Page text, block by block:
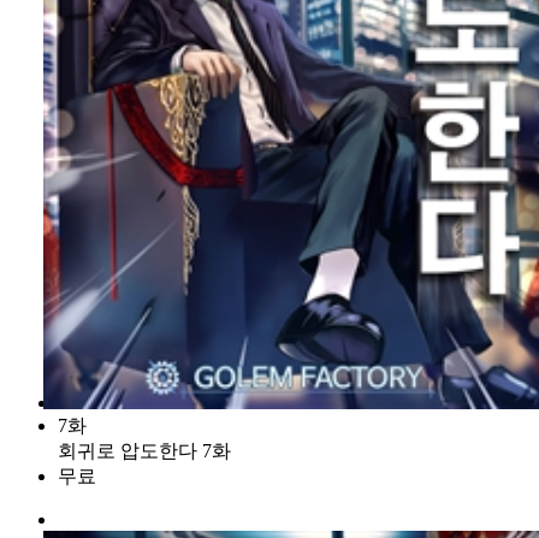
7화
회귀로 압도한다 7화
무료